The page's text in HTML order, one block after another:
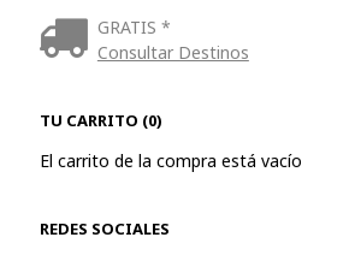
GRATIS *
Consultar Destinos
TU CARRITO (0)
El carrito de la compra está vacío
REDES SOCIALES